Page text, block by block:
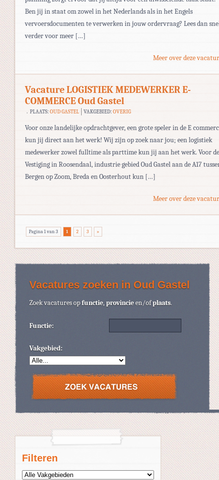
Filteren
Ben jij in staat om zowel in het Nederlands als in het Engels
vervoersdocumenten te verwerken in jouw ordervraag? Lees dan
verder voor meer […]
Meer over deze
Vacature LOGISTIEK MEDEWERKER E-
COMMERCE Oud Gastel
PLAATS: OUD GASTEL VAKGEBIED:OVERIG
Voor onze landelijke opdrachtgever, een grote speler in de E
kun jij direct aan het werk! Wij zijn op zoek naar jou; een logistiek
medewerker zowel fulltime als parttime kun jij aan het werk. Voor de
Vestiging in Roosendaal, industrie gebied Oud Gastel aan de A17
Bergen op Zoom, Breda en Oosterhout kun […]
Meer over deze
Pagina 1 van 3 1 2 3 »
Vacatures zoeken in Oud Gastel
Zoek vacatures opfunctie,provincieen/ofplaats.
Functie:
Vakgebied: